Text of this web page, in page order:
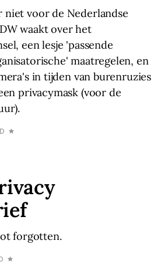
niet voor de Nederlandse
waakt over het
een lesje 'passende
maatregelen, en
in tijden van burenruzies
privacymask (voor de
forgotten.